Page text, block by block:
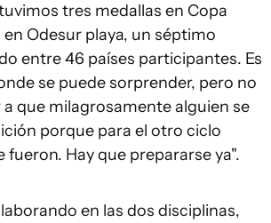
tres medallas en Copa
Odesur playa, un séptimo
entre 46 países participantes. Es
se puede sorprender, pero no
a que milagrosamente alguien se
porque para el otro ciclo
fueron. Hay que prepararse ya".
en las dos disciplinas,